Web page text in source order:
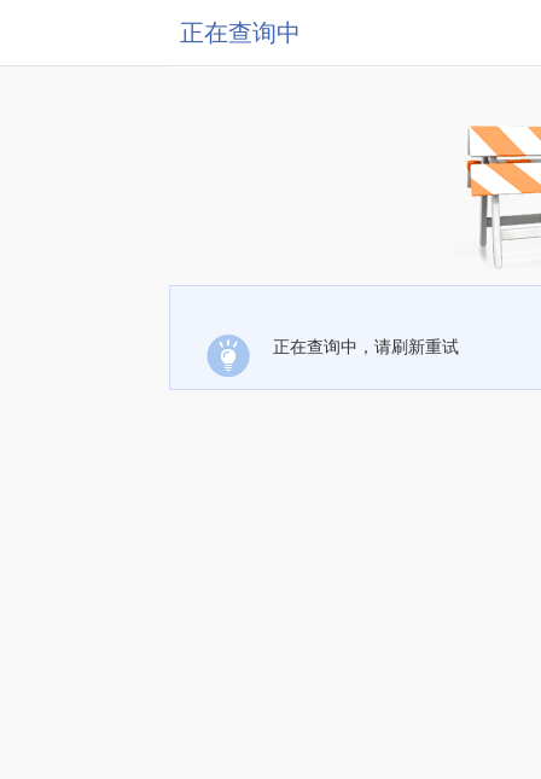
正在查询中
正在查询中，请刷新重试